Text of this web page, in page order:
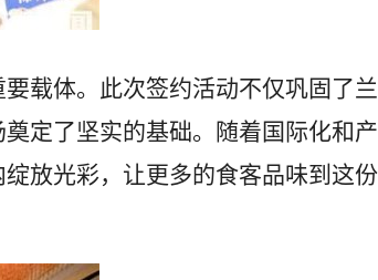
载体。此次签约活动不仅巩固了兰
定了坚实的基础。随着国际化和产
放光彩，让更多的食客品味到这份